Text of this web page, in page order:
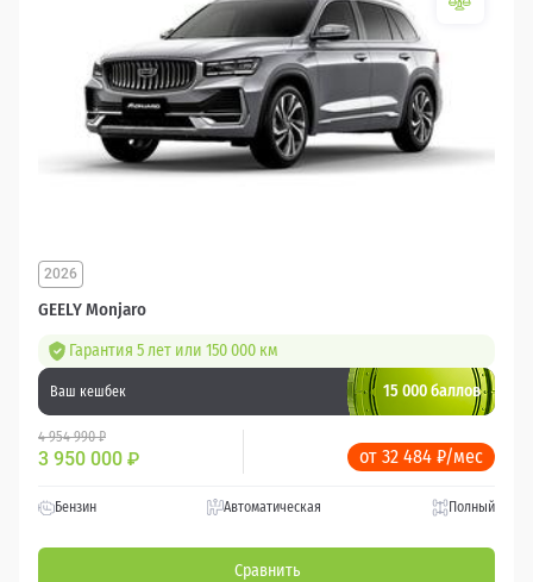
GEELY Monjaro
2026
Гарантия 5 лет или 150 000 км
Ваш кешбек 15 000 баллов
4 954 990 ₽
3 950 000 ₽ от 32 484 ₽/мес
Бензин Автоматическая Полный
Сравнить